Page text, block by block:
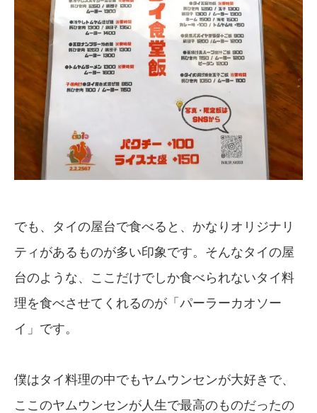
でも、タイの屋台で食べると、かなりオリジナリ
ティがあるものが多い印象です。そんなタイの屋
台のような、ここだけでしか食べられないタイ料
理を食べさせてくれるのが「パーラーカオソー
イ」です。
僕はタイ料理の中でもヤムウンセンが大好きで、
ここのヤムウンセンが人生で最高のものだったの